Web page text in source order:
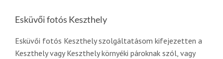
Esküvői fotós Keszthely
Esküvői fotós Keszthely szolgáltatásom kifejezetten a
Keszthely vagy Keszthely környéki pároknak szól, vagy